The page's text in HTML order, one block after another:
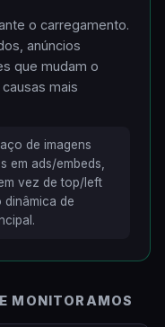
o carregamento.
anúncios
que mudam o
mais
de imagens
em ads/embeds,
vez de top/left
de
MONITORAMOS